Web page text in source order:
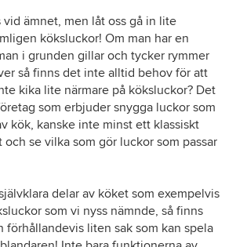
ämnet, men låt oss gå in lite
köksluckor! Om man har en
i grunden gillar och tycker rymmer
så finns det inte alltid behov för att
kika lite närmare på köksluckor? Det
som erbjuder snygga luckor som
kök, kanske inte minst ett klassiskt
och se vilka som gör luckor som passar
delar av köket som exempelvis
som vi nyss nämnde, så finns
förhållandevis liten sak som kan spela